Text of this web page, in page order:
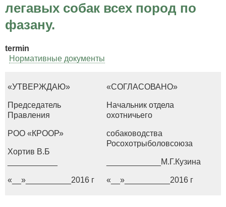
легавых собак всех пород по
фазану.
termin
Нормативные документы
«УТВЕРЖДАЮ»
Председатель
Правления
РОО «КРООР»
Хортив В.Б
«__»__________2016 г
«СОГЛАСОВАНО»
Начальник отдела
охотничьего
собаководства
Росохотрыболовсоюза
____________М.Г.Кузина
«__»__________2016 г